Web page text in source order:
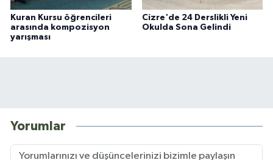
Kuran Kursu öğrencileri
arasında kompozisyon
yarışması
Cizre'de 24 Derslikli Yeni
Okulda Sona Gelindi
Yorumlar